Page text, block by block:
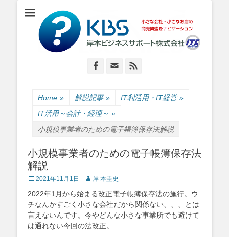
岸本ビジネスサポ
ート株式会社
小さな会社・小さなお店のIT経営をナビゲーション
Facebook
Email
Home » 解説記事 » IT利活用・IT経営 »
IT活用～会計・経理～ »
小規模事業者のための電子帳簿保存法解説
小規模事業者のための電子帳簿保存法
解説
Posted
2021年11月1日 Author
岸 本圭史
2022年1月から始まる改正電子帳簿保存法の施行。ウ
チなんかすごく小さな会社だから関係ない、、、とは
言えないんです。今やどんな小さな事業所でも避けて
は通れない今回の法改正。